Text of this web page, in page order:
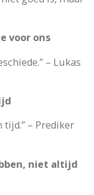
voor ons
– Lukas
– Prediker
niet altijd